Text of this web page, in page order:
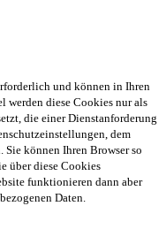
und können in Ihren
werden diese Cookies nur als
die einer Dienstanforderung
dem
können Ihren Browser so
über diese Cookies
funktionieren dann aber
Daten.